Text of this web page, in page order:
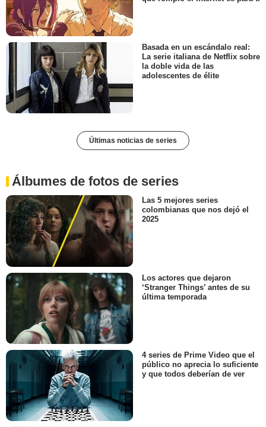
Basada en un escándalo real:
La serie italiana de Netflix sobre
la doble vida de las
adolescentes de élite
Últimas noticias de series
Álbumes de fotos de series
Las 5 mejores series
colombianas que nos dejó el
2025
Los actores que dejaron
‘Stranger Things’ antes de su
última temporada
4 series de Prime Video que el
público no aprecia lo suficiente
y que todos deberían de ver